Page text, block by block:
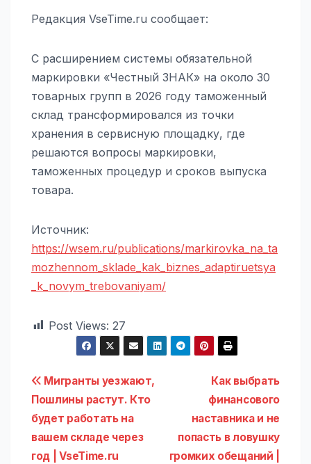
Редакция VseTime.ru сообщает:
С расширением системы обязательной
маркировки «Честный ЗНАК» на около 30
товарных групп в 2026 году таможенный
склад трансформировался из точки
хранения в сервисную площадку, где
решаются вопросы маркировки,
таможенных процедур и сроков выпуска
товара.
Источник:
https://wsem.ru/publications/markirovka_na_ta
mozhennom_sklade_kak_biznes_adaptiruetsya
_k_novym_trebovaniyam/
Post Views: 27
Навигация
по
записям
Как выбрать
финансового
наставника и не
попасть в ловушку
громких обещаний |
Мигранты уезжают,
Пошлины растут. Кто
будет работать на
вашем складе через
год | VseTime.ru